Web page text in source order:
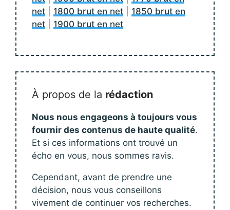
net
1800 brut en net
1850 brut en
net
1900 brut en net
À propos de la rédaction
Nous nous engageons à toujours vous
fournir des contenus de haute qualité.
Et si ces informations ont trouvé un
écho en vous, nous sommes ravis.
Cependant, avant de prendre une
décision, nous vous conseillons
vivement de continuer vos recherches.